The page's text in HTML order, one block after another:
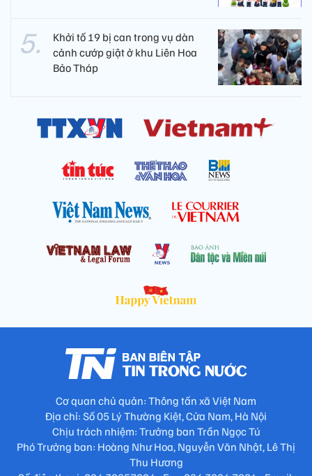
Khởi tố 19 bị can trong vụ dàn
cảnh cướp giật ở khu Liên Hoa
Bảo Tháp
Cơ quan chủ quản: Thông tấn xã Việt Nam
Địa chỉ: Số 05 Lý Thường Kiệt, Cửa Nam, Hà Nội
Chịu trách nhiệm: Trưởng ban Trần Ngọc Tú
Phó Trưởng ban: Hoàng Như Hoa, Nguyễn Văn Nhật, Lê Thị
Thu Hương